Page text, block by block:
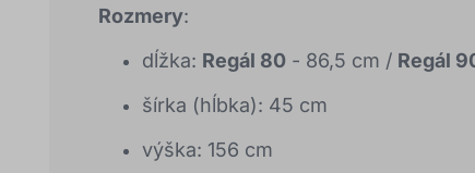
Rozmery:
dĺžka: Regál 80 - 86,5 cm / Regál
šírka (hĺbka): 45 cm
výška: 156 cm